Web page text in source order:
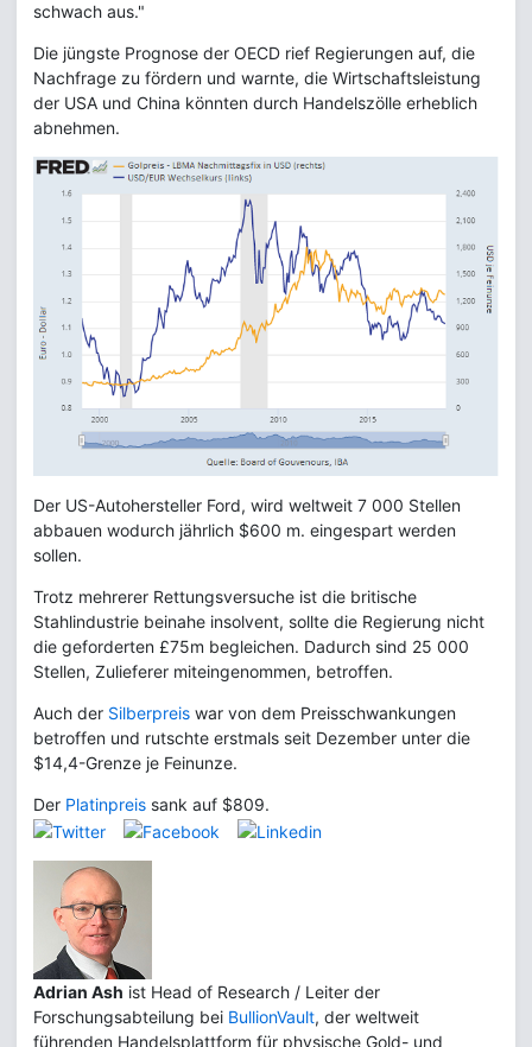
schwach aus."
Die jüngste Prognose der OECD rief Regierungen auf, die
Nachfrage zu fördern und warnte, die Wirtschaftsleistung
der USA und China könnten durch Handelszölle erheblich
abnehmen.
Der US-Autohersteller Ford, wird weltweit 7 000 Stellen
abbauen wodurch jährlich $600 m. eingespart werden
sollen.
Trotz mehrerer Rettungsversuche ist die britische
Stahlindustrie beinahe insolvent, sollte die Regierung nicht
die geforderten £75m begleichen. Dadurch sind 25 000
Stellen, Zulieferer miteingenommen, betroffen.
Auch der Silberpreis war von dem Preisschwankungen
betroffen und rutschte erstmals seit Dezember unter die
$14,4-Grenze je Feinunze.
Der Platinpreis sank auf $809.
Adrian Ash ist Head of Research / Leiter der
Forschungsabteilung bei BullionVault, der weltweit
führenden Handelsplattform für physische Gold- und